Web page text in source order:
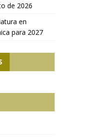
de 2026
en
para 2027